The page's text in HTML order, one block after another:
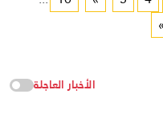
الأخبار العاجلة